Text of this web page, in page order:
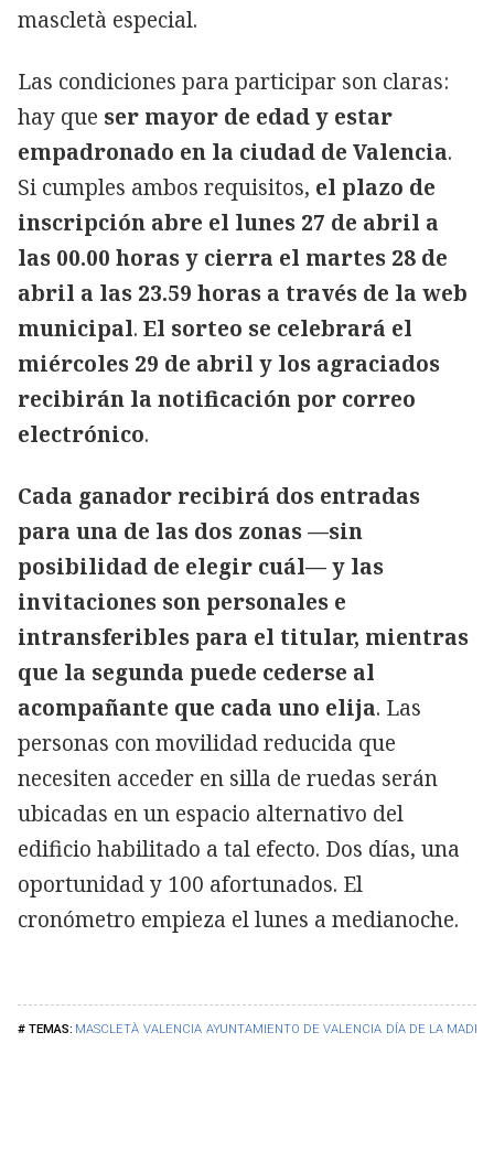
MASCLETÀ VALENCIA AYUNTAMIENTO DE VALENCIA DÍA DE LA MADRE
mascletà especial.
Las condiciones para participar son claras:
hay que ser mayor de edad y estar
empadronado en la ciudad de Valencia.
Si cumples ambos requisitos, el plazo de
inscripción abre el lunes 27 de abril a
las 00.00 horas y cierra el martes 28 de
abril a las 23.59 horas a través de la web
municipal. El sorteo se celebrará el
miércoles 29 de abril y los agraciados
recibirán la notificación por correo
electrónico.
Cada ganador recibirá dos entradas
para una de las dos zonas —sin
posibilidad de elegir cuál— y las
invitaciones son personales e
intransferibles para el titular, mientras
que la segunda puede cederse al
acompañante que cada uno elija. Las
personas con movilidad reducida que
necesiten acceder en silla de ruedas serán
ubicadas en un espacio alternativo del
edificio habilitado a tal efecto. Dos días, una
oportunidad y 100 afortunados. El
cronómetro empieza el lunes a medianoche.